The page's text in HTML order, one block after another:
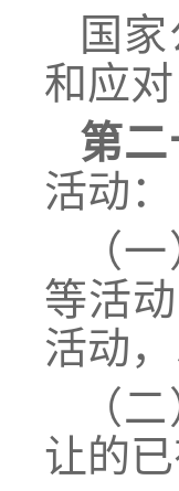
国
和应
第
活动：
（
等活
活动
（
让的